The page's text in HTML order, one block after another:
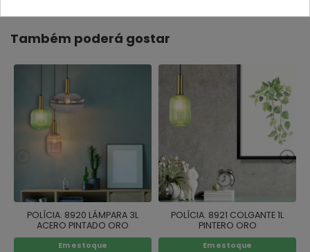
Também poderá gostar
POLÍCIA. 8920 LÁMPARA 3L
ACERO PINTADO ORO
Em estoque
POLÍCIA. 8921 COLGANTE 1L
PINTERO ORO
Em estoque